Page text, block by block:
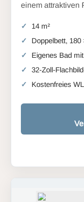
einem attraktiven
14 m²
Doppelbett, 180
Eigenes Bad
32-Zoll-
Kostenfreies